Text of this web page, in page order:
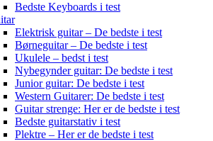
Bedste Keyboards i test
Elektrisk guitar – De bedste i test
Børneguitar – De bedste i test
Ukulele – bedst i test
Nybegynder guitar: De bedste i test
Junior guitar: De bedste i test
Western Guitarer: De bedste i test
Guitar strenge: Her er de bedste i test
Bedste guitarstativ i test
Plektre – Her er de bedste i test